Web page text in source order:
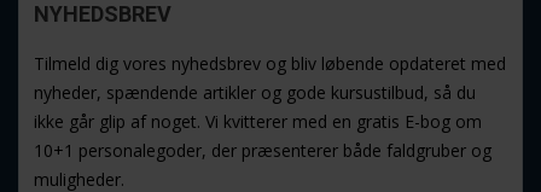
NYHEDSBREV
Tilmeld dig vores nyhedsbrev og bliv løbende opdateret med
nyheder, spændende artikler og gode kursustilbud, så du
ikke går glip af noget. Vi kvitterer med en gratis E-bog om
10+1 personalegoder, der præsenterer både faldgruber og
muligheder.